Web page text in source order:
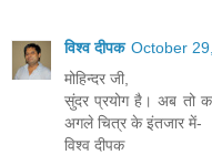
विश्व दीपक October
मोहिन्दर जी,
सुंदर प्रयोग है। अब तो
अगले चित्र के इंतजार में-
विश्व दीपक